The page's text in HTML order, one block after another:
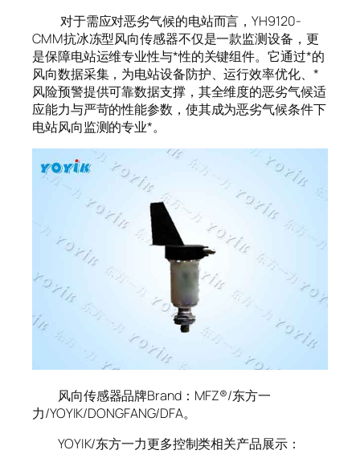
对于需应对恶劣气候的电站而言，YH9120-
CMM抗冰冻型风向传感器不仅是一款监测设备，更
是保障电站运维专业性与*性的关键组件。它通过*的
风向数据采集，为电站设备防护、运行效率优化、*
风险预警提供可靠数据支撑，其全维度的恶劣气候适
应能力与严苛的性能参数，使其成为恶劣气候条件下
电站风向监测的专业*。
风向传感器品牌Brand：MFZ®️/东方一
力/YOYIK/DONGFANG/DFA。
YOYIK/东方一力更多控制类相关产品展示：